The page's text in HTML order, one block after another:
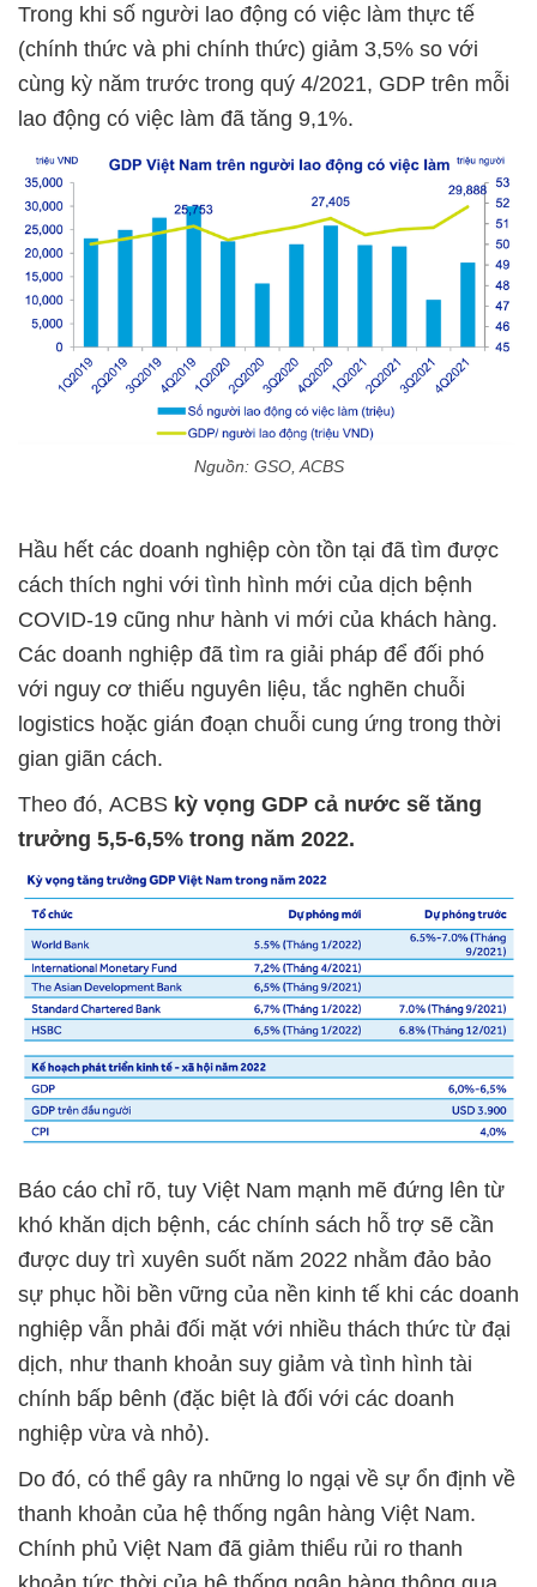
Trong khi số người lao động có việc làm thực tế
(chính thức và phi chính thức) giảm 3,5% so với
cùng kỳ năm trước trong quý 4/2021, GDP trên mỗi
lao động có việc làm đã tăng 9,1%.
Nguồn: GSO, ACBS
Hầu hết các doanh nghiệp còn tồn tại đã tìm được
cách thích nghi với tình hình mới của dịch bệnh
COVID-19 cũng như hành vi mới của khách hàng.
Các doanh nghiệp đã tìm ra giải pháp để đối phó
với nguy cơ thiếu nguyên liệu, tắc nghẽn chuỗi
logistics hoặc gián đoạn chuỗi cung ứng trong thời
gian giãn cách.
Theo đó, ACBS kỳ vọng GDP cả nước sẽ tăng
trưởng 5,5-6,5% trong năm 2022.
Báo cáo chỉ rõ, tuy Việt Nam mạnh mẽ đứng lên từ
khó khăn dịch bệnh, các chính sách hỗ trợ sẽ cần
được duy trì xuyên suốt năm 2022 nhằm đảo bảo
sự phục hồi bền vững của nền kinh tế khi các doanh
nghiệp vẫn phải đối mặt với nhiều thách thức từ đại
dịch, như thanh khoản suy giảm và tình hình tài
chính bấp bênh (đặc biệt là đối với các doanh
nghiệp vừa và nhỏ).
Do đó, có thể gây ra những lo ngại về sự ổn định về
thanh khoản của hệ thống ngân hàng Việt Nam.
Chính phủ Việt Nam đã giảm thiểu rủi ro thanh